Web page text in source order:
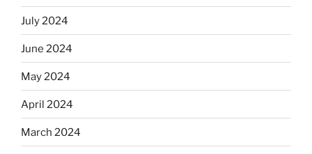
July 2024
June 2024
May 2024
April 2024
March 2024